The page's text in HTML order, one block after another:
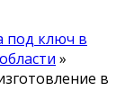
под ключ в
»
в